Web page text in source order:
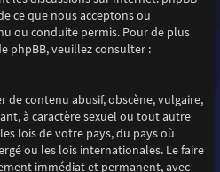
ce que nous acceptons ou
ou conduite permis. Pour de plus
phpBB, veuillez consulter :
de contenu abusif, obscène, vulgaire,
à caractère sexuel ou tout autre
lois de votre pays, du pays où
ou les lois internationales. Le faire
immédiat et permanent, avec